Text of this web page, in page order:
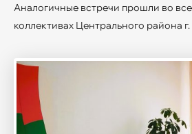
Аналогичные встречи прошли во
коллективах Центрального района